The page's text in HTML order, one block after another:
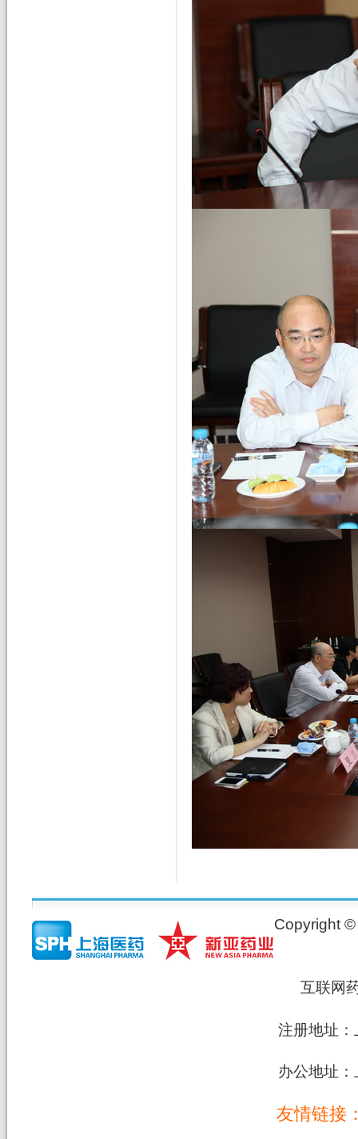
Copyright
互联网
注册地址
办公地址
友情链